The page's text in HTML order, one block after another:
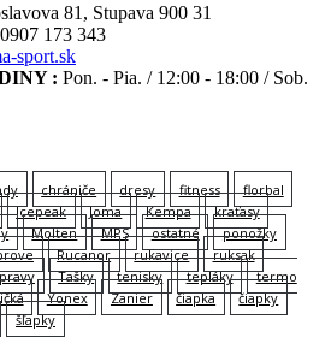
81, Stupava 900 31
0907 173 343
sport.sk
: Pon. - Pia. / 12:00 - 18:00 / Sob.
chrániče dresy fitness
florbal
Icepeak Joma Kempa
kraťasy
Molten MPS ostatné
ponožky
Rucanor rukavice
ruksak
Tašky tenisky tepláky
termo
Yonex Zanier čiapka
čiapky
šľapky